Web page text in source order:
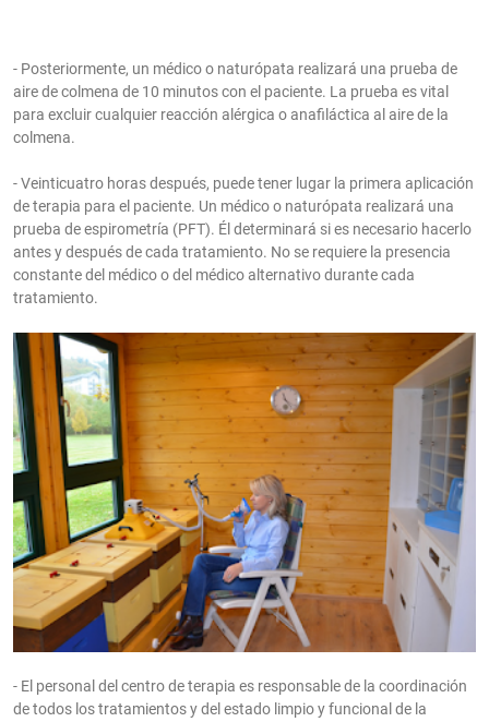
- Posteriormente, un médico o naturópata realizará una prueba de
aire de colmena de 10 minutos con el paciente. La prueba es vital
para excluir cualquier reacción alérgica o anafiláctica al aire de la
colmena.
- Veinticuatro horas después, puede tener lugar la primera aplicación
de terapia para el paciente. Un médico o naturópata realizará una
prueba de espirometría (PFT). Él determinará si es necesario hacerlo
antes y después de cada tratamiento. No se requiere la presencia
constante del médico o del médico alternativo durante cada
tratamiento.
- El personal del centro de terapia es responsable de la coordinación
de todos los tratamientos y del estado limpio y funcional de la